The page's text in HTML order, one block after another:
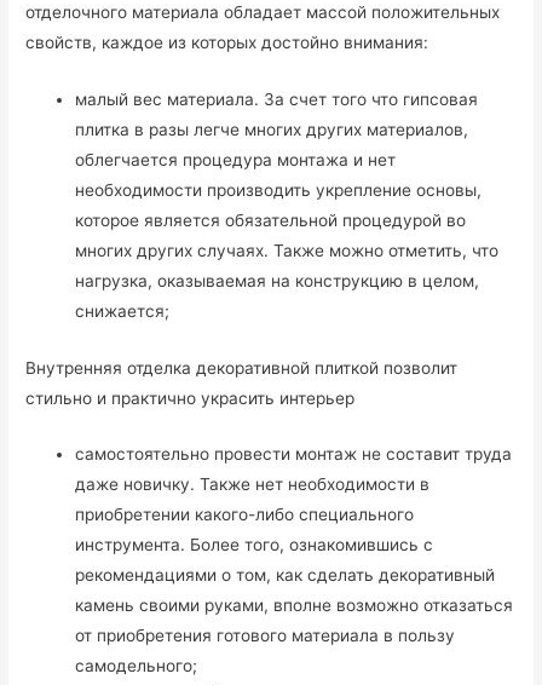
отделочного материала обладает массой положительных
свойств, каждое из которых достойно внимания:
малый вес материала. За счет того что гипсовая
плитка в разы легче многих других материалов,
облегчается процедура монтажа и нет
необходимости производить укрепление основы,
которое является обязательной процедурой во
многих других случаях. Также можно отметить, что
нагрузка, оказываемая на конструкцию в целом,
снижается;
Внутренняя отделка декоративной плиткой позволит
стильно и практично украсить интерьер
самостоятельно провести монтаж не составит труда
даже новичку. Также нет необходимости в
приобретении какого-либо специального
инструмента. Более того, ознакомившись с
рекомендациями о том, как сделать декоративный
камень своими руками, вполне возможно отказаться
от приобретения готового материала в пользу
самодельного;